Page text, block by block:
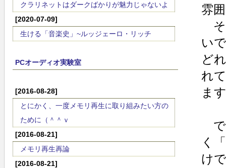
クラリネットはダークばかりが魅力じゃないよ
[2020-07-09]
生ける「音楽史」~ルッジェーロ・リッチ
PCオーディオ実験室
[2016-08-28]
とにかく、一度メモリ再生に取り組みたい方の
ために（＾＾ｖ
[2016-08-21]
メモリ再生再論
[2016-08-21]
雰
そ
い
ど
れ
ま
で
く
け